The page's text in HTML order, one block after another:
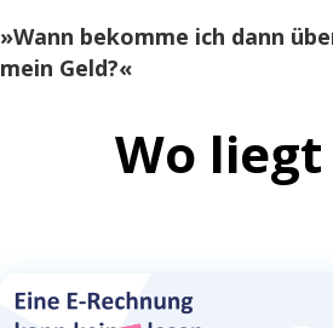
»Wann bekomme ich dann
mein Geld?«
Wo